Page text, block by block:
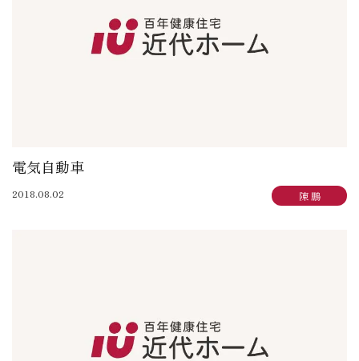
電気自動車
2018.08.02 陳 鵬